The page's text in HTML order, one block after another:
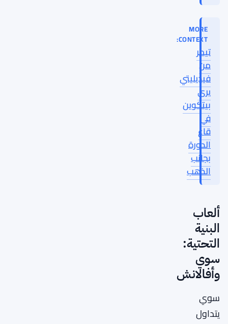
MORE
CONTEXT:
تيمر
من
فيديليتي
يرى
بيتكوين
في
قاع
الدورة
بجانب
الذهب
ألعاب
البنية
التحتية:
سوي
وأفالانش
سوي
يتداول